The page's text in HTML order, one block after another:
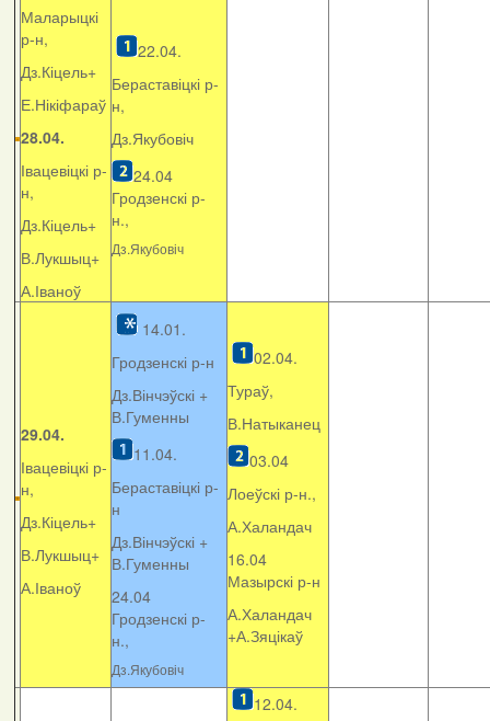
Маларыцкі
р-н,
Дз.Кіцель+
Е.Нікіфараў
28.04.
Івацевіцкі р-
н,
Дз.Кіцель+
В.Лукшыц+
А.Іваноў
22.04.
Бераставіцкі р-
н,
Дз.Якубовіч
24.04
Гродзенскі р-
н.,
Дз.Якубовіч
29.04.
Івацевіцкі р-
н,
Дз.Кіцель+
В.Лукшыц+
А.Іваноў
14.01.
Гродзенскі р-н
Дз.Вінчэўскі +
В.Гуменны
11.04.
Бераставіцкі р-
н
Дз.Вінчэўскі +
В.Гуменны
24.04
Гродзенскі р-
н.,
Дз.Якубовіч
02.04.
Тураў,
В.Натыканец
03.04
Лоеўскі р-н.,
А.Халандач
16.04
Мазырскі р-н
А.Халандач
+А.Зяцікаў
12.04.